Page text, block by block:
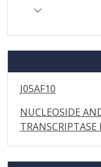
J05AF10
NUCLEOSIDE